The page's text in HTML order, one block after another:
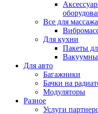
Все для массажа
Для кухни
Пакеты
Для авто
Багажники
Бачки на
Модуляторы
Разное
Услуги